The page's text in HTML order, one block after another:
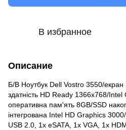
В избранное
Описание
Б/В Ноутбук Dell Vostro 3550/екран
здатність HD Ready 1366х768/
оперативна пам'ять 8GB/SSD
інтегрована Intel HD Graphics
USB 2.0, 1x eSATA, 1x VGA, 1x